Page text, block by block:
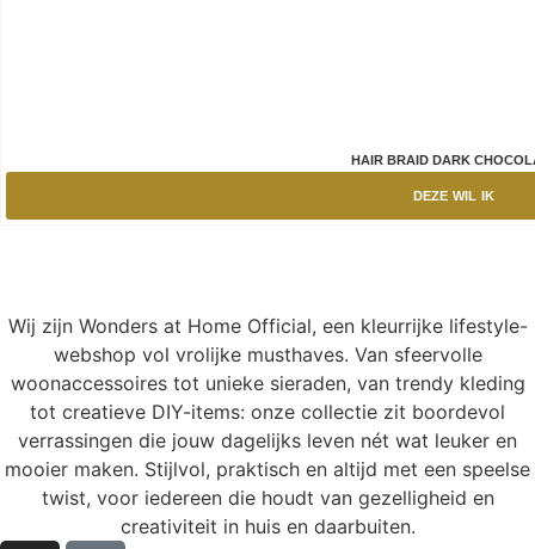
HAIR BRAID DARK
DEZE WIL IK
Wij zijn Wonders at Home Official, een kleurrijke lifestyle-
webshop vol vrolijke musthaves. Van sfeervolle
woonaccessoires tot unieke sieraden, van trendy kleding
tot creatieve DIY-items: onze collectie zit boordevol
verrassingen die jouw dagelijks leven nét wat leuker en
mooier maken. Stijlvol, praktisch en altijd met een speelse
twist, voor iedereen die houdt van gezelligheid en
creativiteit in huis en daarbuiten.